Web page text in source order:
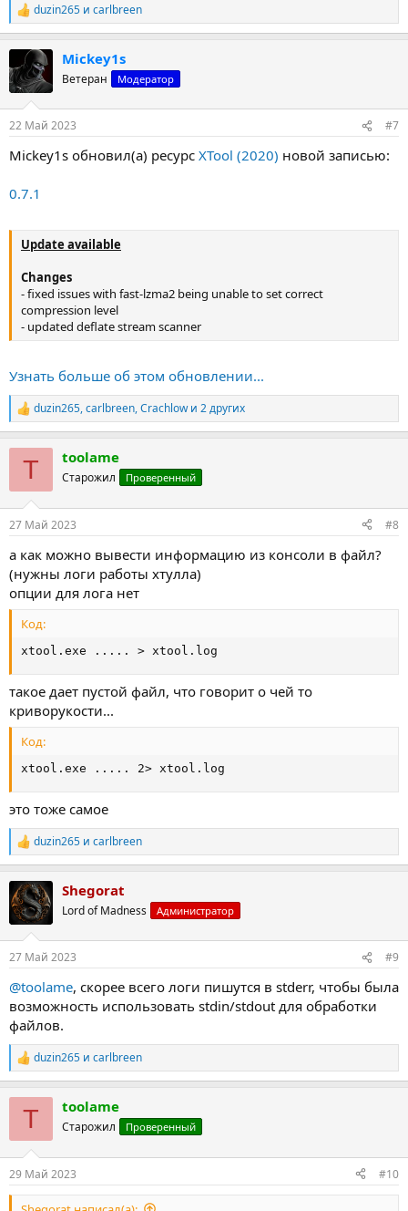
Р
е
ц
и
duzin265 и carlbreen
Mickey1s
Ветеран Модератор
22 Май 2023 #7
Mickey1s обновил(а) ресурс XTool (2020) новой записью:
0.7.1
Update available
Changes
- fixed issues with fast-lzma2 being unable to set correct
compression level
- updated deflate stream scanner
Узнать больше об этом обновлении...
Р
е
duzin265,carlbreen,Crachlowи 2 других
T toolame
Старожил Проверенный
27 Май 2023 #8
а как можно вывести информацию из консоли в файл?
(нужны логи работы хтулла)
опции для лога нет
Код:
xtool.exe ..... > xtool.log
такое дает пустой файл, что говорит о чей то
криворукости...
Код:
xtool.exe ..... 2> xtool.log
это тоже самое
Р
е
к
ц
и
duzin265 и carlbreen
Shegorat
Lord of Madness Администратор
27 Май 2023 #9
@toolame, скорее всего логи пишутся в stderr, чтобы была
возможность использовать stdin/stdout для обработки
файлов.
Р
е
duzin265 и carlbreen
T toolame
Старожил Проверенный
29 Май 2023 #10